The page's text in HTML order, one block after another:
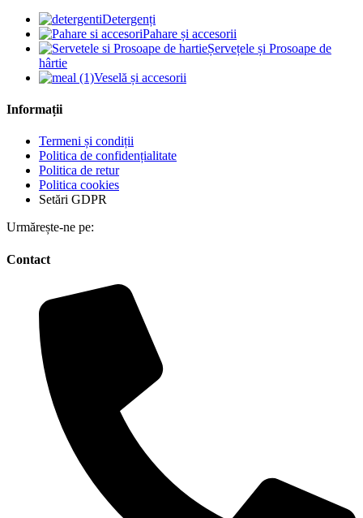
Detergenți
Pahare și accesorii
Șervețele și Prosoape de
hârtie
Veselă și accesorii
Informații
Termeni și condiții
Politica de confidențialitate
Politica de retur
Politica cookies
Setări GDPR
Urmărește-ne pe:
Contact